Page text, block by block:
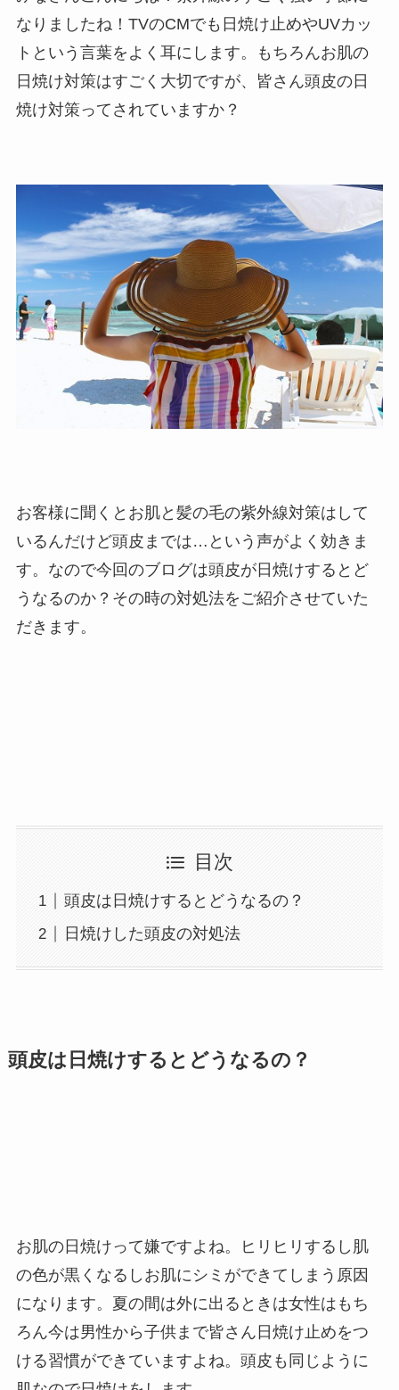
なりましたね！TVのCMでも日焼け止めやUVカッ
トという言葉をよく耳にします。もちろんお肌の
日焼け対策はすごく大切ですが、皆さん頭皮の日
焼け対策ってされていますか？
お客様に聞くとお肌と髪の毛の紫外線対策はして
いるんだけど頭皮までは…という声がよく効きま
す。なので今回のブログは頭皮が日焼けするとど
うなるのか？その時の対処法をご紹介させていた
だきます。
目次
頭皮は日焼けするとどうなるの？
日焼けした頭皮の対処法
頭皮は日焼けするとどうなるの？
お肌の日焼けって嫌ですよね。ヒリヒリするし肌
の色が黒くなるしお肌にシミができてしまう原因
になります。夏の間は外に出るときは女性はもち
ろん今は男性から子供まで皆さん日焼け止めをつ
ける習慣ができていますよね。頭皮も同じように